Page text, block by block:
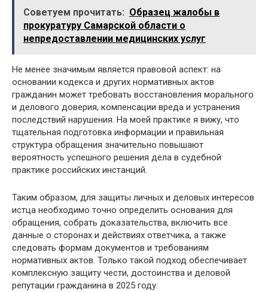
Советуем прочитать: Образец жалобы в
прокуратуру Самарской области о
непредоставлении медицинских услуг
Не менее значимым является правовой аспект: на
основании кодекса и других нормативных актов
гражданин может требовать восстановления морального
и делового доверия, компенсации вреда и устранения
последствий нарушения. На моей практике я вижу, что
тщательная подготовка информации и правильная
структура обращения значительно повышают
вероятность успешного решения дела в судебной
практике российских инстанций.
Таким образом, для защиты личных и деловых интересов
истца необходимо точно определить основания для
обращения, собрать доказательства, включить все
данные о сторонах и действиях ответчика, а также
следовать формам документов и требованиям
нормативных актов. Только такой подход обеспечивает
комплексную защиту чести, достоинства и деловой
репутации гражданина в 2025 году.